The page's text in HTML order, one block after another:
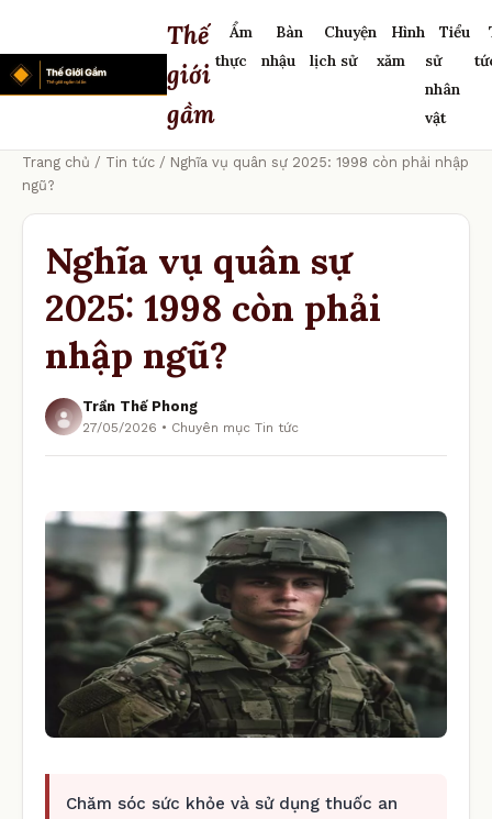
Thế
giới
gầm
Ẩm
thực
Bàn
nhậu
Chuyện
lịch sử
Hình
xăm
Tiểu
sử
nhân
vật
Trang chủ / Tin tức / Nghĩa vụ quân sự 2025: 1998 còn phải nhập
ngũ?
Nghĩa vụ quân sự
2025: 1998 còn phải
nhập ngũ?
Trần Thế Phong
27/05/2026 • Chuyên mục Tin tức
Chăm sóc sức khỏe và sử dụng thuốc an